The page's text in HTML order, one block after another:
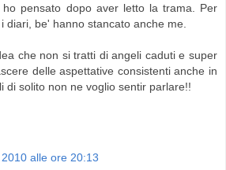
pensato dopo aver letto la trama. Per
diari, be' hanno stancato anche me.
che non si tratti di angeli caduti e super
delle aspettative consistenti anche in
di solito non ne voglio sentir parlare!!
alle ore 20:13